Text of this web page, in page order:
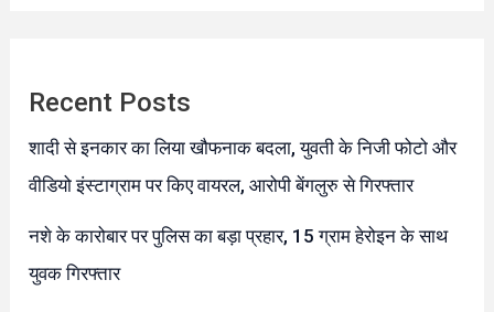
Recent Posts
शादी से इनकार का लिया खौफनाक बदला, युवती के निजी फोटो और
वीडियो इंस्टाग्राम पर किए वायरल, आरोपी बेंगलुरु से गिरफ्तार
नशे के कारोबार पर पुलिस का बड़ा प्रहार, 15 ग्राम हेरोइन के साथ
युवक गिरफ्तार